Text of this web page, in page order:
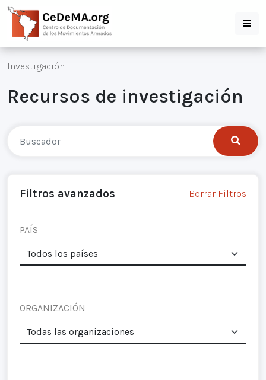
Investigación
Recursos de investigación
Filtros avanzados Borrar Filtros
PAÍS
ORGANIZACIÓN